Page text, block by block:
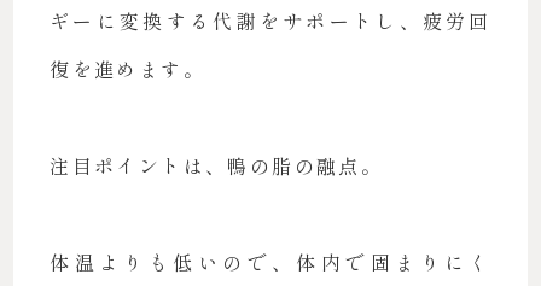
ギーに変換する代謝をサポートし、疲労回
復を進めます。
注目ポイントは、鴨の脂の融点。
体温よりも低いので、体内で固まりにく